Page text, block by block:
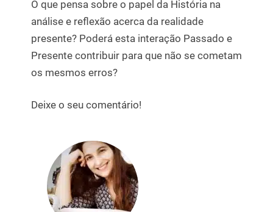
O que pensa sobre o papel da História na
análise e reflexão acerca da realidade
presente? Poderá esta interação Passado e
Presente contribuir para que não se cometam
os mesmos erros?
Deixe o seu comentário!